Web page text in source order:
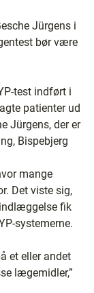
Jürgens i
bør være
test indført i
patienter ud
Jürgens, der er
Bispebjerg
mange
Det viste sig,
fik
systemerne.
et eller andet
lægemidler,”